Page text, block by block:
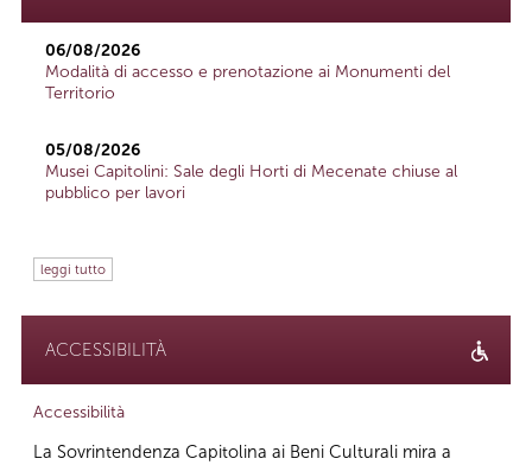
06/08/2026
Modalità di accesso e prenotazione ai Monumenti del
Territorio
05/08/2026
Musei Capitolini: Sale degli Horti di Mecenate chiuse al
pubblico per lavori
leggi tutto
ACCESSIBILITÀ
Accessibilità
La Sovrintendenza Capitolina ai Beni Culturali mira a